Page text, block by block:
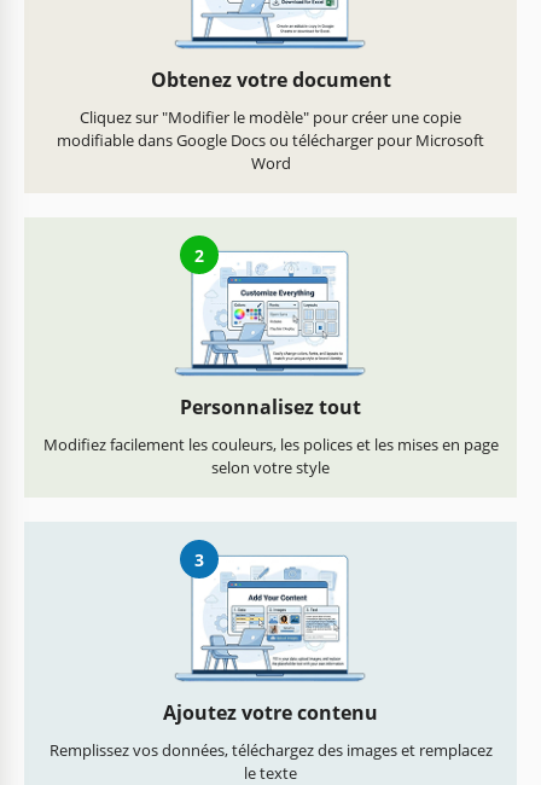
Obtenez votre document
Cliquez sur "Modifier le modèle" pour créer une copie
modifiable dans Google Docs ou télécharger pour Microsoft
Word
2
Personnalisez tout
Modifiez facilement les couleurs, les polices et les mises en page
selon votre style
3
Ajoutez votre contenu
Remplissez vos données, téléchargez des images et remplacez
le texte